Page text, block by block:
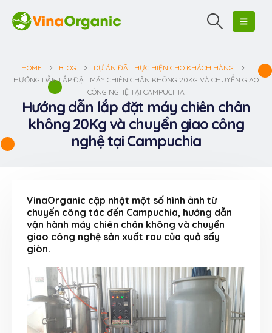
HOME BLOG
DỰ ÁN ĐÃ THỰC HIỆN CHO KHÁCH HÀNG
HƯỚNG DẪN LẮP ĐẶT MÁY CHIÊN CHÂN KHÔNG 20KG VÀ CHUYỂN GIAO
CÔNG NGHỆ TẠI CAMPUCHIA
Hướng dẫn lắp đặt máy chiên chân
không 20Kg và chuyển giao công
nghệ tại Campuchia
VinaOrganic cập nhật một số hình ảnh từ
chuyến công tác đến Campuchia, hướng dẫn
vận hành máy chiên chân không và chuyển
giao công nghệ sản xuất rau của quả sấy
giòn.